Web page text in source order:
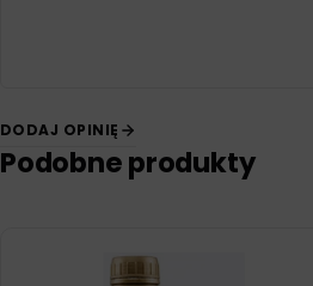
DODAJ OPINIĘ
Podobne produkty